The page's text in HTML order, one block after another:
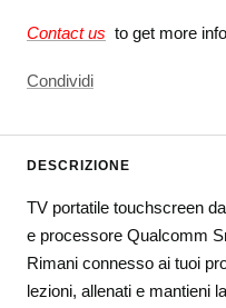
Contact us to get more
Condividi
DESCRIZIONE
TV portatile touchscreen
e processore Qualcomm
Rimani connesso ai tuoi
lezioni, allenati e mantieni